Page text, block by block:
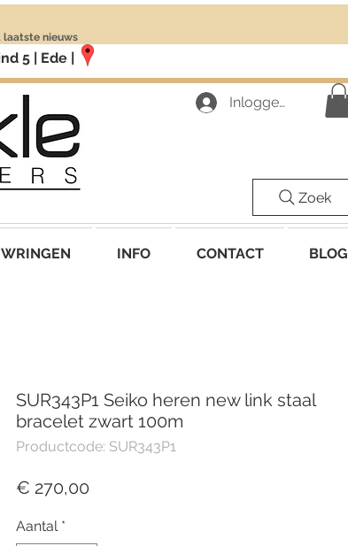
laatste nieuws
5 | Ede |
Inloggen
Zoek
INFO CONTACT BLOG
SUR343P1 Seiko heren new link staal
bracelet zwart 100m
Productcode: SUR343P1
€ 270,00
Aantal *